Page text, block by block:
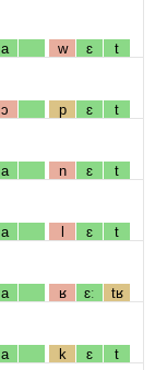
a w ɛ t
ɔ p ɛ t
a n ɛ t
a l ɛ t
a ʁ ɛː tʁ
a k ɛ t